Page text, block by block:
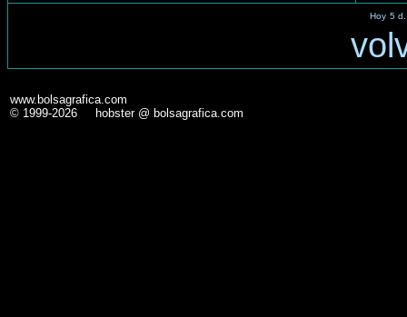
Hoy 5 d.
www.bolsagrafica.com
© 1999-2026 hobster @ bolsagrafica.com